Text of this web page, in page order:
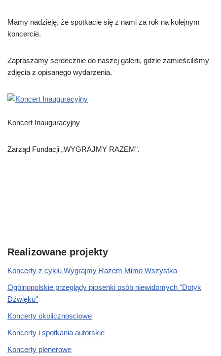
Mamy nadzieję, że spotkacie się z nami za rok na kolejnym
koncercie.
Zapraszamy serdecznie do naszej galerii, gdzie zamieściliśmy
zdjęcia z opisanego wydarzenia.
Koncert Inauguracyjny
Zarząd Fundacji „WYGRAJMY RAZEM”.
Realizowane projekty
Koncerty z cyklu Wygrajmy Razem Mimo Wszystko
Ogólnopolskie przeglądy piosenki osób niewidomych "Dotyk
Dźwięku"
Koncerty okolicznosciowe
Koncerty i spotkania autorskie
Koncerty plenerowe